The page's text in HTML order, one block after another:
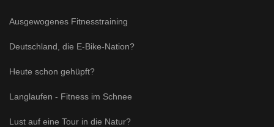
Ausgewogenes Fitnesstraining
Deutschland, die E-Bike-Nation?
Heute schon gehüpft?
Langlaufen - Fitness im Schnee
Lust auf eine Tour in die Natur?